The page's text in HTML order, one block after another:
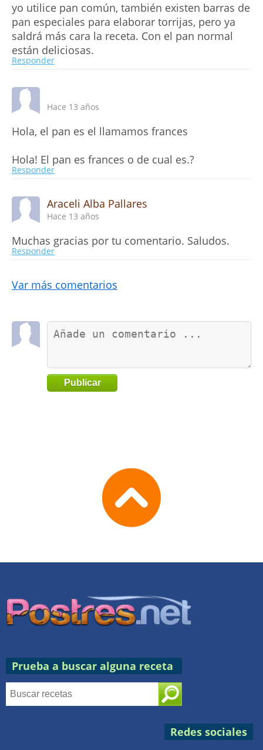
yo utilice pan común, también existen barras de
pan especiales para elaborar torrijas, pero ya
saldrá más cara la receta. Con el pan normal
están deliciosas.
Responder
Hace 13 años
Hola, el pan es el llamamos frances
Hola! El pan es frances o de cual es.?
Responder
Araceli Alba Pallares
Hace 13 años
Muchas gracias por tu comentario. Saludos.
Responder
Var más comentarios
Publicar
Prueba a buscar alguna receta
Redes sociales